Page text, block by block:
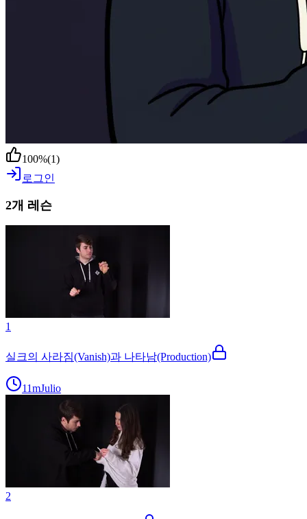
100%(1)
로그인
2개 레슨
1
실크의 사라짐(Vanish)과 나타남(Production)
11mJulio
2